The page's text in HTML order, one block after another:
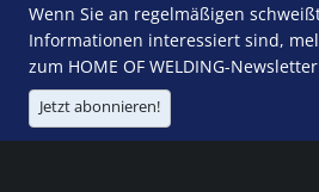
Wenn Sie an regelmäßigen
Informationen interessiert sind,
zum HOME OF WELDING-
Jetzt abonnieren!